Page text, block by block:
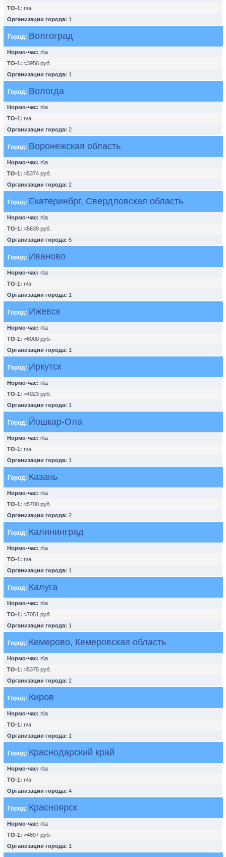
ТО-1: n\a
Организации города: 1
Город: Волгоград
Нормо-час: n\a
ТО-1: ≈3956 руб.
Организации города: 1
Город: Вологда
Нормо-час: n\a
ТО-1: n\a
Организации города: 2
Город: Воронежская область
Нормо-час: n\a
ТО-1: ≈5374 руб.
Организации города: 2
Город: Екатеринбрг, Свердловская область
Нормо-час: n\a
ТО-1: ≈5639 руб.
Организации города: 5
Город: Иваново
Нормо-час: n\a
ТО-1: n\a
Организации города: 1
Город: Ижевск
Нормо-час: n\a
ТО-1: ≈6000 руб.
Организации города: 1
Город: Иркутск
Нормо-час: n\a
ТО-1: ≈4923 руб.
Организации города: 1
Город: Йошкар-Ола
Нормо-час: n\a
ТО-1: n\a
Организации города: 1
Город: Казань
Нормо-час: n\a
ТО-1: ≈5700 руб.
Организации города: 2
Город: Калининград
Нормо-час: n\a
ТО-1: n\a
Организации города: 1
Город: Калуга
Нормо-час: n\a
ТО-1: ≈7051 руб.
Организации города: 1
Город: Кемерово, Кемеровская область
Нормо-час: n\a
ТО-1: ≈5375 руб.
Организации города: 2
Город: Киров
Нормо-час: n\a
ТО-1: n\a
Организации города: 1
Город: Краснодарский край
Нормо-час: n\a
ТО-1: n\a
Организации города: 4
Город: Красноярск
Нормо-час: n\a
ТО-1: ≈4697 руб.
Организации города: 1